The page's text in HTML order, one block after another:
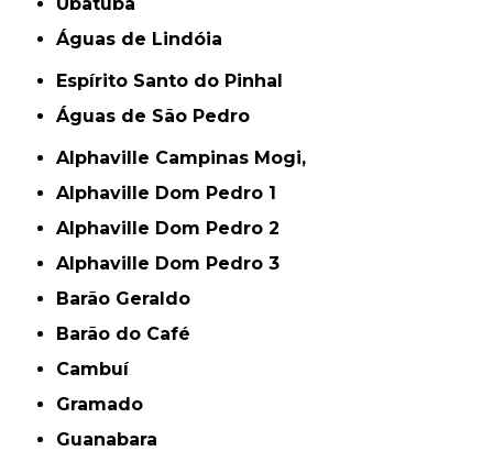
Águas de Lindóia
Espírito Santo do Pinhal
Águas de São Pedro
Alphaville Campinas Mogi,
Alphaville Dom Pedro 1
Alphaville Dom Pedro 2
Alphaville Dom Pedro 3
Barão Geraldo
Barão do Café
Cambuí
Gramado
Guanabara